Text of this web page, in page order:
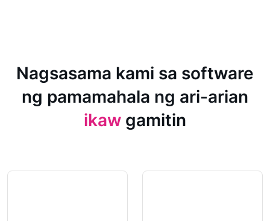
Nagsasama kami sa software
ng pamamahala ng ari-arian
ikaw gamitin